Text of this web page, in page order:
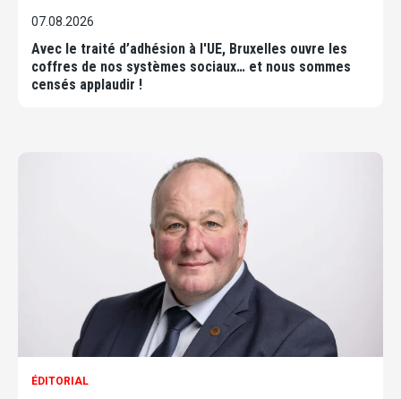
07.08.2026
Avec le traité d’adhésion à l'UE, Bruxelles ouvre les
coffres de nos systèmes sociaux… et nous sommes
censés applaudir !
ÉDITORIAL